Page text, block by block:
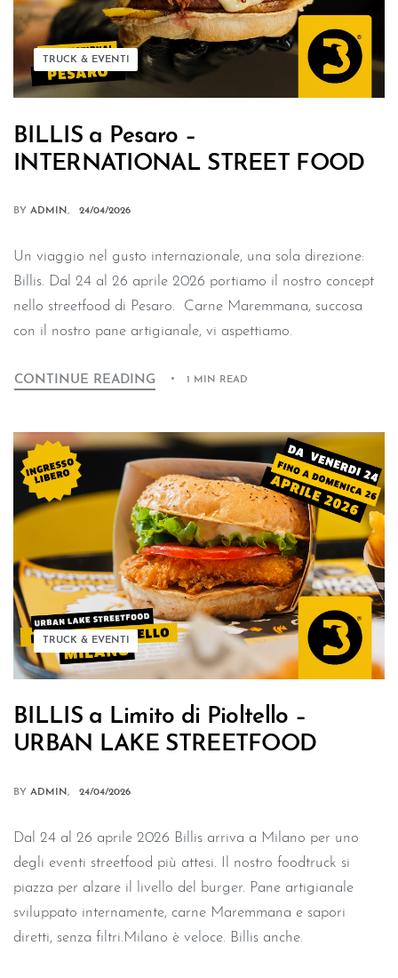
TRUCK & EVENTI
BILLIS a Pesaro –
INTERNATIONAL STREET FOOD
BY ADMIN 24/04/2026
Un viaggio nel gusto internazionale, una sola direzione:
Billis. Dal 24 al 26 aprile 2026 portiamo il nostro concept
nello streetfood di Pesaro. Carne Maremmana, succosa
con il nostro pane artigianale, vi aspettiamo.
CONTINUE READING 1 MIN READ
TRUCK & EVENTI
BILLIS a Limito di Pioltello –
URBAN LAKE STREETFOOD
BY ADMIN 24/04/2026
Dal 24 al 26 aprile 2026 Billis arriva a Milano per uno
degli eventi streetfood più attesi. Il nostro foodtruck si
piazza per alzare il livello del burger. Pane artigianale
sviluppato internamente, carne Maremmana e sapori
diretti, senza filtri.Milano è veloce. Billis anche.